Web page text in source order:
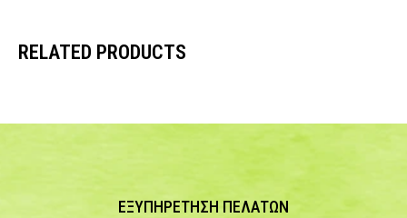
RELATED PRODUCTS
ΕΞΥΠΗΡΕΤΗΣΗ ΠΕΛΑΤΩΝ